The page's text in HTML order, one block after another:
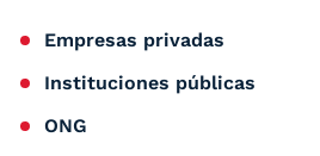
Empresas privadas
Instituciones públicas
ONG